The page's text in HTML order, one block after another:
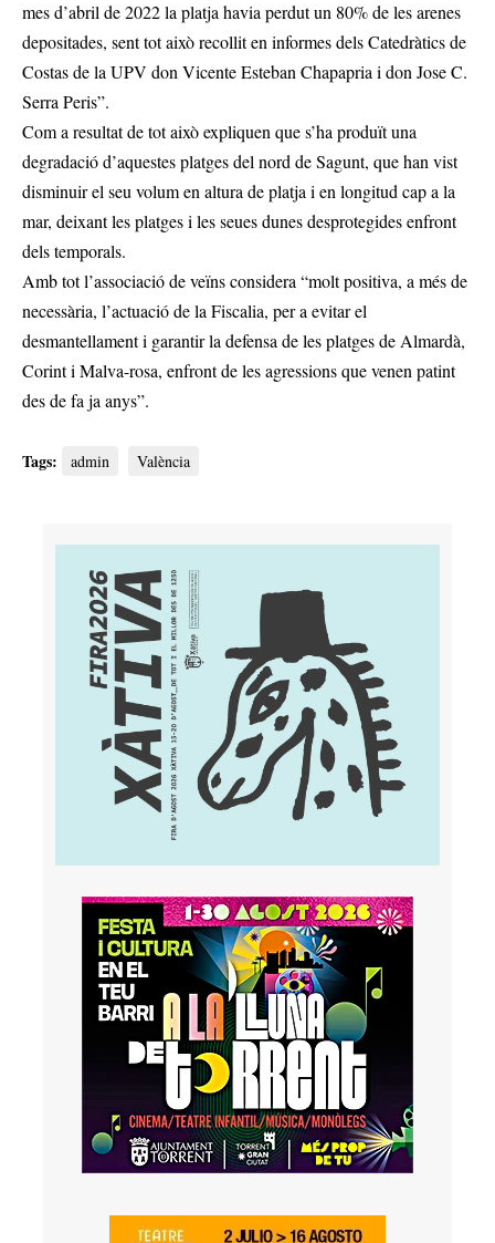
mes d’abril de 2022 la platja havia perdut un 80% de les arenes
depositades, sent tot això recollit en informes dels Catedràtics de
Costas de la UPV don Vicente Esteban Chapapria i don Jose C.
Serra Peris”.
Com a resultat de tot això expliquen que s’ha produït una
degradació d’aquestes platges del nord de Sagunt, que han vist
disminuir el seu volum en altura de platja i en longitud cap a la
mar, deixant les platges i les seues dunes desprotegides enfront
dels temporals.
Amb tot l’associació de veïns considera “molt positiva, a més de
necessària, l’actuació de la Fiscalia, per a evitar el
desmantellament i garantir la defensa de les platges de Almardà,
Corint i Malva-rosa, enfront de les agressions que venen patint
des de fa ja anys”.
Tags: admin València